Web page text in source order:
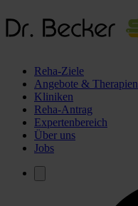
Reha-Ziele
Angebote & Therapien
Kliniken
Reha-Antrag
Expertenbereich
Über uns
Jobs